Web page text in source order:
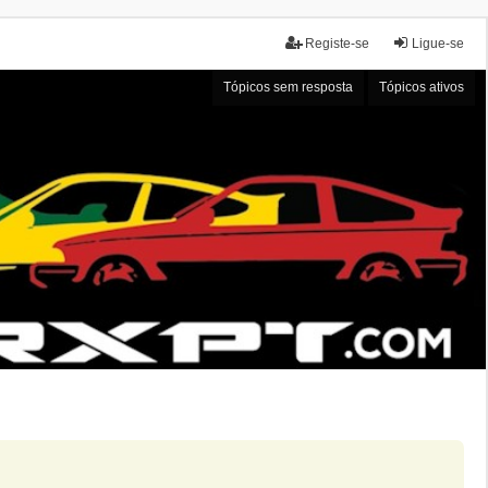
Ligue-se
Registe-se
Tópicos sem resposta Tópicos ativos